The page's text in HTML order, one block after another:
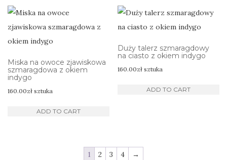
Miska na owoce zjawiskowa
szmaragdowa z okiem
indygo
160.00zł sztuka
ADD TO CART
Duży talerz szmaragdowy
na ciasto z okiem indygo
160.00zł sztuka
ADD TO CART
1 2 3 4 →